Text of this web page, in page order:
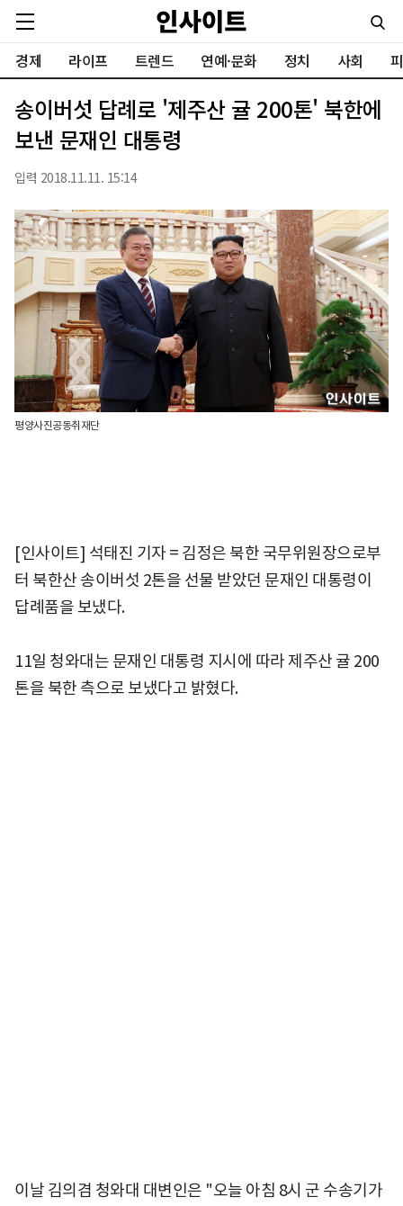
경제 라이프 트렌드 연예·문화 정치 사회
송이버섯 답례로 '제주산 귤 200톤' 북한에
보낸 문재인 대통령
입력 2018.11.11. 15:14
평양사진공동취재단
[인사이트] 석태진 기자 = 김정은 북한 국무위원장으로부
터 북한산 송이버섯 2톤을 선물 받았던 문재인 대통령이
답례품을 보냈다.
11일 청와대는 문재인 대통령 지시에 따라 제주산 귤 200
톤을 북한 측으로 보냈다고 밝혔다.
이날 김의겸 청와대 대변인은 "오늘 아침 8시 군 수송기가